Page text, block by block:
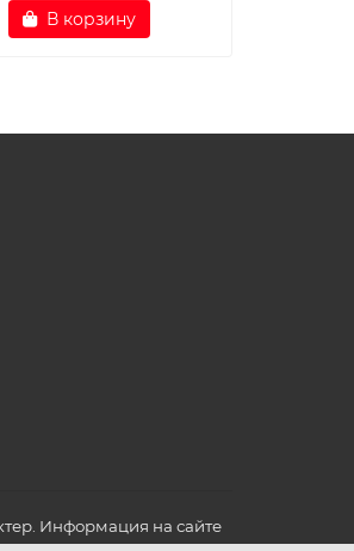
В корзину
Информация на сайте